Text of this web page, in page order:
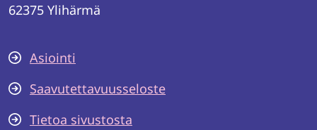
62375 Ylihärmä
Asiointi
Saavutettavuusseloste
Tietoa sivustosta